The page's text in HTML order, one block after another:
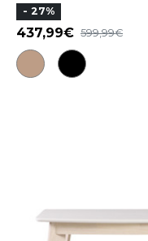
- 27%
437,99 599,99